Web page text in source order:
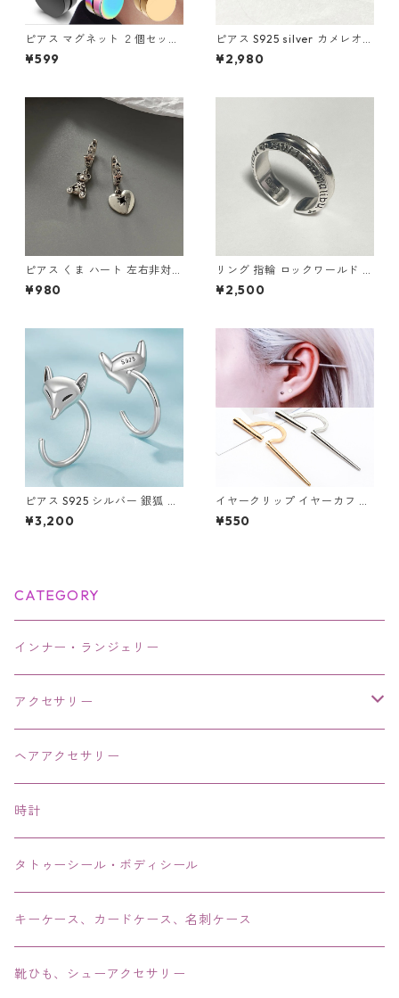
ピアス マグネット ２個セット
フェイク ノンホール アクセサ
リー マグネットピアス メンズ
¥599
ピアス S925 silver カメレオン
爬虫類 カラフル レインボー シ
ルバー スタッド
¥2,980
ピアス くま ハート 左右非対称
チャーム シルバー 地雷系 韓国
アシメ レディースアクセサリ
¥980
リング 指輪 ロックワールド パ
ンク ロック レタリング 鏡面
ユニセックス
¥2,500
ピアス S925 シルバー 銀狐 狐
キツネ フックピアス Silver ア
クセサリー
¥3,200
イヤークリップ イヤーカフ ゴ
ールド シルバー 片耳用 ノンホ
ール フェイク レディース メン
¥550
CATEGORY
インナー・ランジェリー
アクセサリー
ネックレス・チョーカー
ピアス・イヤリング・鼻ピアス
リング・指輪
ブレス・バングル・ブレスレット・腕輪
アンクレット
ヘアアクセサリー
時計
タトゥーシール・ボディシール
キーケース、カードケース、名刺ケース
靴ひも、シューアクセサリー